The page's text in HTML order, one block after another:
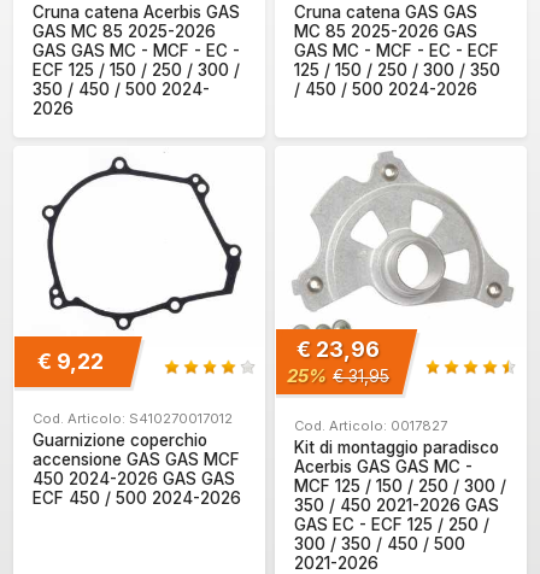
Cruna catena Acerbis GAS
GAS MC 85 2025-2026
GAS GAS MC - MCF - EC -
ECF 125 / 150 / 250 / 300 /
350 / 450 / 500 2024-
2026
Cruna catena GAS GAS
MC 85 2025-2026 GAS
GAS MC - MCF - EC - ECF
125 / 150 / 250 / 300 / 350
/ 450 / 500 2024-2026
€ 9,22
Cod. Articolo: S410270017012
Guarnizione coperchio
accensione GAS GAS MCF
450 2024-2026 GAS GAS
ECF 450 / 500 2024-2026
€ 23,96
25% € 31,95
Cod. Articolo: 0017827
Kit di montaggio paradisco
Acerbis GAS GAS MC -
MCF 125 / 150 / 250 / 300 /
350 / 450 2021-2026 GAS
GAS EC - ECF 125 / 250 /
300 / 350 / 450 / 500
2021-2026